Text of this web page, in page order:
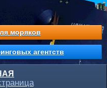
моряков
агентств